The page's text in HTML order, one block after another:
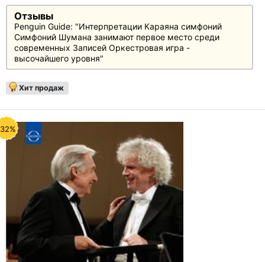
Отзывы
Penguin Guide: "Интерпретации Караяна симфоний
Симфоний Шумана занимают первое место среди
современных Записей Оркестровая игра -
высочайшего уровня"
Хит продаж